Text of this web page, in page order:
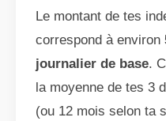
Le montant de tes
correspond à environ
journalier de base.
la moyenne de tes 3
(ou 12 mois selon ta